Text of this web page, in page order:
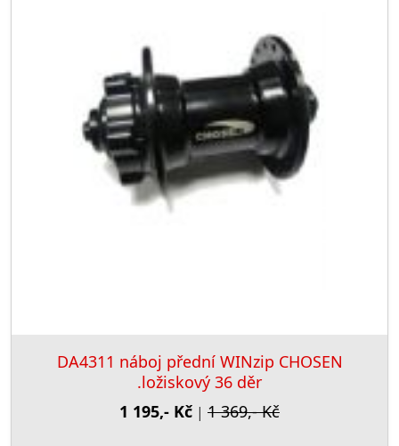
DA4311 náboj přední WINzip CHOSEN
.ložiskový 36 děr
1 195,- Kč | 1 369,- Kč